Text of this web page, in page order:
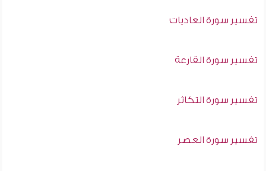
تفسير سورة العاديات
تفسير سورة القارعة
تفسير سورة التكاثر
تفسير سورة العصر